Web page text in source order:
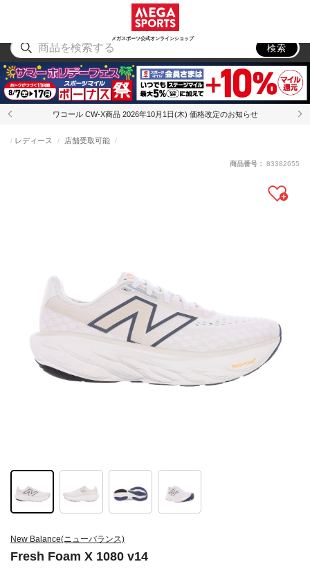
メガスポーツ公式オンラインショップ
アウトドア
検索
ワコール CW-X商品 2026年10月1日(木) 価格改定のお知らせ
New Balance(ニューバランス)
Fresh Foam X 1080 v14
レディース 店舗受取可能
商品番号： 83382655